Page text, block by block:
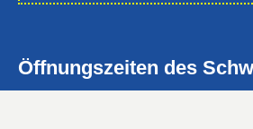
Öffnungszeiten des